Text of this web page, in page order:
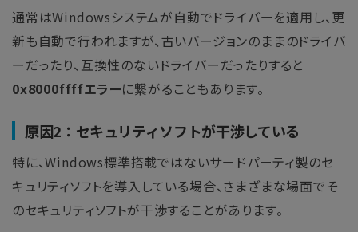
通常はWindowsシステムが自動でドライバーを適用し、更
新も自動で行われますが、古いバージョンのままのドライバ
ーだったり、互換性のないドライバーだったりすると
0x8000ffffエラーに繋がることもあります。
原因2：セキュリティソフトが干渉している
特に、Windows標準搭載ではないサードパーティ製のセ
キュリティソフトを導入している場合、さまざまな場面でそ
のセキュリティソフトが干渉することがあります。